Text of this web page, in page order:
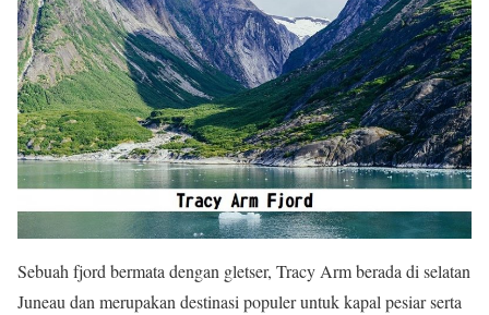
Sebuah fjord bermata dengan gletser, Tracy Arm berada di selatan
Juneau dan merupakan destinasi populer untuk kapal pesiar serta